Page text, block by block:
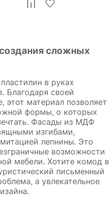
сложных
в руках
Благодаря своей
этот материал позволяет
формы, о которых
Фасады из МДФ
изгибами,
лепнины. Это
возможности
мебели. Хотите комод в
письменный
а увлекательное